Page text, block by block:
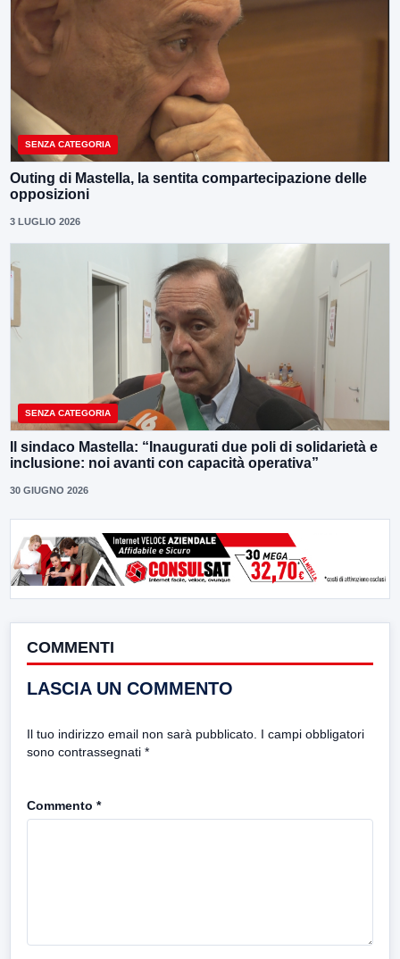
SENZA CATEGORIA
Outing di Mastella, la sentita compartecipazione delle
opposizioni
3 LUGLIO 2026
SENZA CATEGORIA
Il sindaco Mastella: “Inaugurati due poli di solidarietà e
inclusione: noi avanti con capacità operativa”
30 GIUGNO 2026
COMMENTI
LASCIA UN COMMENTO
Il tuo indirizzo email non sarà pubblicato. I campi obbligatori
sono contrassegnati *
Commento *